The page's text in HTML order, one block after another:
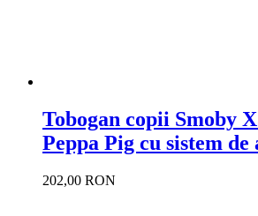
Tobogan copii Smoby
Peppa Pig cu sistem de
202,00 RON